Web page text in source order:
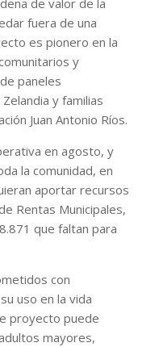
fuera de una
es pionero en la
y
paneles
y familias
Juan Antonio Ríos.
en agosto, y
la comunidad, en
aportar recursos
Rentas Municipales,
que faltan para
con
uso en la vida
proyecto puede
mayores,